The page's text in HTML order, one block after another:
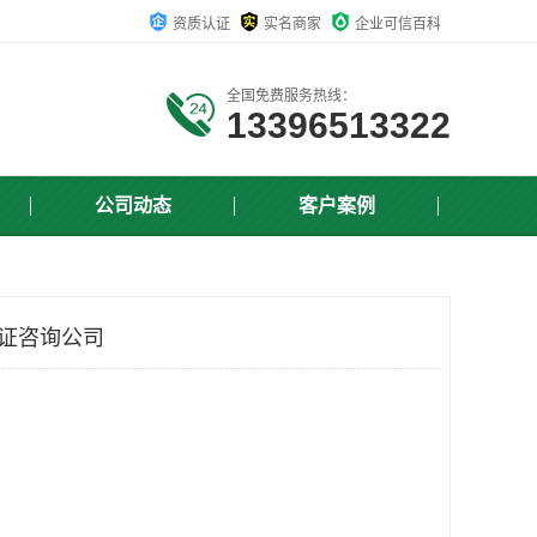
资质认证 实名商家 企业可信百科
全国免费服务热线：
13396513322
公司动态 客户案例
咨询公司